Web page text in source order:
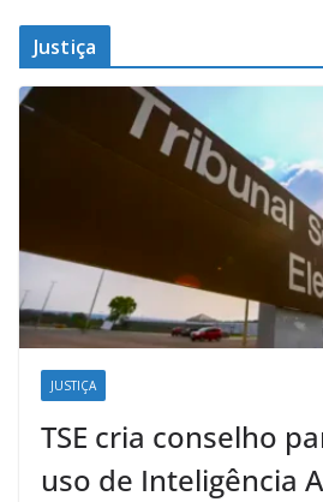
Justiça
JUSTIÇA
TSE cria conselho
uso de Inteligência